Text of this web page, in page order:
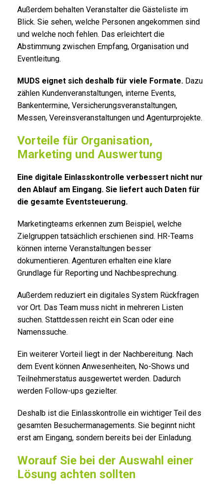
Außerdem behalten Veranstalter die Gästeliste im
Blick. Sie sehen, welche Personen angekommen sind
und welche noch fehlen. Das erleichtert die
Abstimmung zwischen Empfang, Organisation und
Eventleitung.
MUDS eignet sich deshalb für viele Formate. Dazu
zählen Kundenveranstaltungen, interne Events,
Bankentermine, Versicherungsveranstaltungen,
Messen, Vereinsveranstaltungen und Agenturprojekte.
Vorteile für Organisation,
Marketing und Auswertung
Eine digitale Einlasskontrolle verbessert nicht nur
den Ablauf am Eingang. Sie liefert auch Daten für
die gesamte Eventsteuerung.
Marketingteams erkennen zum Beispiel, welche
Zielgruppen tatsächlich erschienen sind. HR-Teams
können interne Veranstaltungen besser
dokumentieren. Agenturen erhalten eine klare
Grundlage für Reporting und Nachbesprechung.
Außerdem reduziert ein digitales System Rückfragen
vor Ort. Das Team muss nicht in mehreren Listen
suchen. Stattdessen reicht ein Scan oder eine
Namenssuche.
Ein weiterer Vorteil liegt in der Nachbereitung. Nach
dem Event können Anwesenheiten, No-Shows und
Teilnehmerstatus ausgewertet werden. Dadurch
werden Follow-ups gezielter.
Deshalb ist die Einlasskontrolle ein wichtiger Teil des
gesamten Besuchermanagements. Sie beginnt nicht
erst am Eingang, sondern bereits bei der Einladung.
Worauf Sie bei der Auswahl einer
Lösung achten sollten